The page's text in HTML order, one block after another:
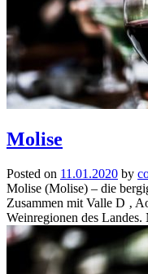
Molise
Posted on 11.01.2020 by
Molise (Molise) – die
Zusammen mit Valle D ‚
Weinregionen des Landes.